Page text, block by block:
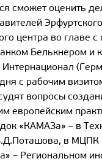
сможет оценить
Эрфуртского
центра во главе
Белькнером и
с рабочим
вопросы
европейским
«КАМАЗа» – в
в МЦПК
– Региональном